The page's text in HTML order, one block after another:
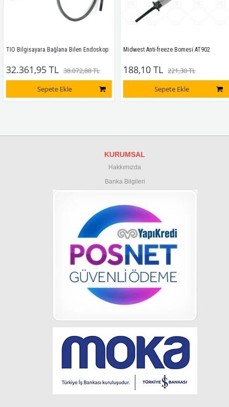
TIO Bilgisayara Bağlana Bilen Endoskop
32.361,95 TL
38.072,88 TL
Sepete Ekle
Midwest Anti-freeze Bomesi AT902
188,10 TL
221,30 TL
Sepete Ekle
KURUMSAL
Hakkımızda
Banka Bilgileri